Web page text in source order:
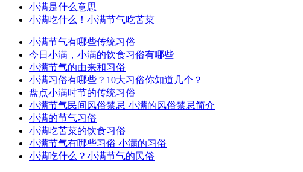
小满是什么意思
小满吃什么！小满节气吃苦菜
小满节气有哪些传统习俗
今日小满，小满的饮食习俗有哪些
小满节气的由来和习俗
小满习俗有哪些？10大习俗你知道几个？
盘点小满时节的传统习俗
小满节气民间风俗禁忌 小满的风俗禁忌简介
小满的节气习俗
小满吃苦菜的饮食习俗
小满节气有哪些习俗 小满的习俗
小满吃什么？小满节气的民俗